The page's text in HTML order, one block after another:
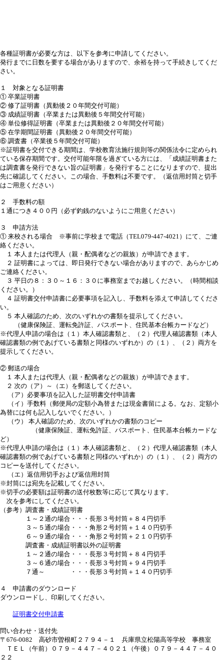
各種証明書が必要な方は、以下を参考に申請してください。
発行までに日数を要する場合がありますので、余裕を持って手続きしてくだ
さい。
１ 対象となる証明書
① 卒業証明書
② 修了証明書（異動後２０年間交付可能）
③ 成績証明書（卒業または異動後５年間交付可能）
④ 単位修得証明書（卒業または異動後２０年間交付可能）
⑤ 在学期間証明書（異動後２０年間交付可能）
⑥ 調査書（卒業後５年間交付可能）
※証明書を交付できる期間は、学校教育法施行規則等の関係法令に定められ
ている保存期間です。交付可能年限を過ぎている方には、「成績証明書また
は調査書を発行できない旨の証明書」を発行することになりますので、提出
先に確認してください。この場合、手数料は不要です。（返信用封筒と切手
はご用意ください）
２ 手数料の額
１通につき４００円（必ず釣銭のないようにご用意ください）
３ 申請方法
① 来校される場合 ※事前に学校まで電話（TEL079-447-4021）にて、ご連
絡ください。
１ 本人または代理人（親・配偶者などの親族）が申請できます。
２ 証明書によっては、即日発行できない場合がありますので、あらかじめ
ご連絡ください。
３ 平日の８：３０～１６：３０に事務室までお越しください。（時間相談
ください。）
４ 証明書交付申請書に必要事項を記入し、手数料を添えて申請してくださ
い。
５ 本人確認のため、次のいずれかの書類を提示してください。
（健康保険証、運転免許証、パスポート、住民基本台帳カードなど）
※代理人申請の場合は（１）本人確認書類と、（２）代理人確認書類（本人
確認書類の例であげている書類と同様のいずれか）の（１）、（２）両方を
提示してください。
② 郵送の場合
１ 本人または代理人（親・配偶者などの親族）が申請できます。
２ 次の（ア）～（エ）を郵送してください。
（ア）必要事項を記入した証明書交付申請書
（イ）手数料（郵便局の定額小為替または現金書留による。なお、定額小
為替には何も記入しないでください。）
（ウ） 本人確認のため、次のいずれかの書類のコピー
（健康保険証、運転免許証、パスポート、住民基本台帳カードな
ど）
※代理人申請の場合は（１）本人確認書類と、（２）代理人確認書類（本人
確認書類の例であげている書類と同様のいずれか）の（１）、（２）両方の
コピーを送付してください。
（エ）返信用切手および返信用封筒
※封筒には宛先を記載してください。
※切手の必要額は証明書の送付枚数等に応じて異なります。
次を参考にしてください。
（参考）調査書・成績証明書
１～２通の場合・・・長形３号封筒＋８４円切手
３～５通の場合・・・角形２号封筒＋１４０円切手
６～９通の場合・・・角形２号封筒＋２１０円切手
調査書・成績証明書以外の証明書
１～２通の場合・・・長形３号封筒＋８４円切手
３～６通の場合・・・長形３号封筒＋９４円切手
７通～ ・・・長形３号封筒＋１４０円切手
４ 申請書のダウンロード
ダウンロードし、印刷してください。
証明書交付申請書
問い合わせ・送付先
〒676-0082 高砂市曽根町２７９４－１ 兵庫県立松陽高等学校 事務室
ＴＥＬ（午前）０７９－４４７－４０２１（午後）０７９－４４７－４０
２２